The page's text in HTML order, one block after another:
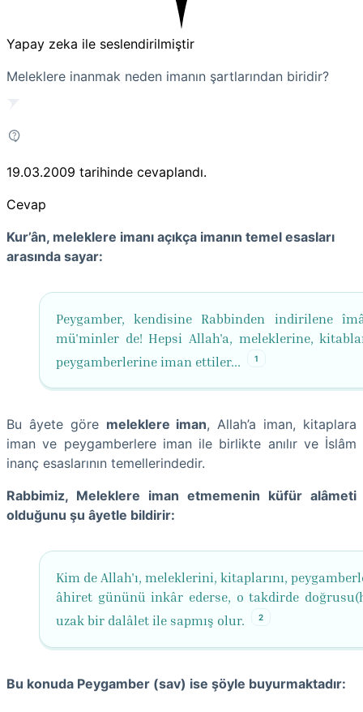
Yapay zeka ile seslendirilmiştir
Meleklere inanmak neden imanın şartlarından biridir?
19.03.2009 tarihinde cevaplandı.
Cevap
Kur’ân, meleklere imanı açıkça imanın temel esasları
arasında sayar:
Peygamber, kendisine Rabbinden indirilene
mü'minler de! Hepsi Allah'a, meleklerine,
peygamberlerine iman ettiler...
1
Bu âyete göre meleklere iman, Allah’a iman, kitaplara
iman ve peygamberlere iman ile birlikte anılır ve İslâm
inanç esaslarının temellerindedir.
Rabbimiz, Meleklere iman etmemenin küfür alâmeti
olduğunu şu âyetle bildirir:
Kim de Allah'ı, meleklerini, kitaplarını,
âhiret gününü inkâr ederse, o takdirde
uzak bir dalâlet ile sapmış olur.
2
Bu konuda Peygamber (sav) ise şöyle buyurmaktadır: